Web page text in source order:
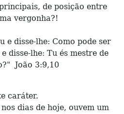
de posição entre
vergonha?!
e disse-lhe: Como pode ser
disse-lhe: Tu és mestre de
João 3:9,10
caráter.
dias de hoje, ouvem um